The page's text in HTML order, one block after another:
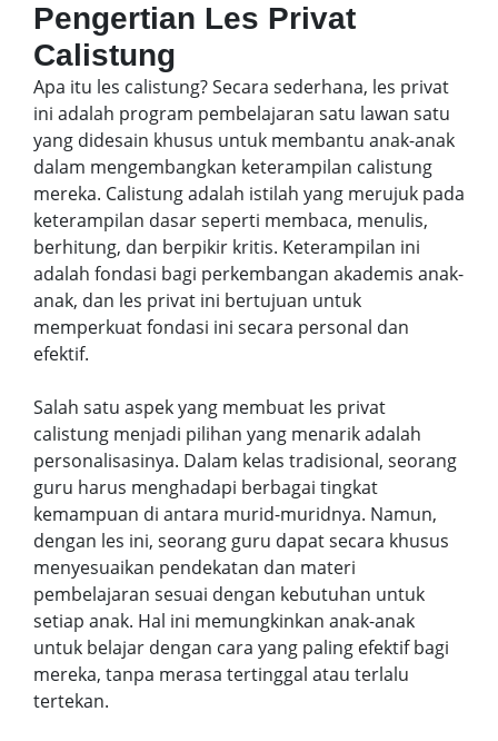
Pengertian Les Privat
Calistung
Apa itu les calistung? Secara sederhana, les privat
ini adalah program pembelajaran satu lawan satu
yang didesain khusus untuk membantu anak-anak
dalam mengembangkan keterampilan calistung
mereka. Calistung adalah istilah yang merujuk pada
keterampilan dasar seperti membaca, menulis,
berhitung, dan berpikir kritis. Keterampilan ini
adalah fondasi bagi perkembangan akademis anak-
anak, dan les privat ini bertujuan untuk
memperkuat fondasi ini secara personal dan
efektif.
Salah satu aspek yang membuat les privat
calistung menjadi pilihan yang menarik adalah
personalisasinya. Dalam kelas tradisional, seorang
guru harus menghadapi berbagai tingkat
kemampuan di antara murid-muridnya. Namun,
dengan les ini, seorang guru dapat secara khusus
menyesuaikan pendekatan dan materi
pembelajaran sesuai dengan kebutuhan untuk
setiap anak. Hal ini memungkinkan anak-anak
untuk belajar dengan cara yang paling efektif bagi
mereka, tanpa merasa tertinggal atau terlalu
tertekan.